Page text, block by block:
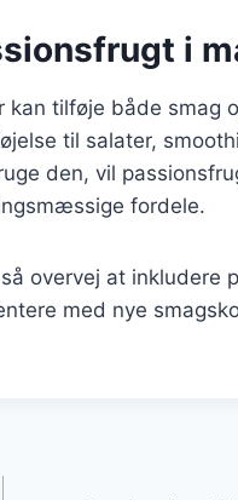
i
tilføje både smag
til salater,
den, vil
fordele.
overvej at inkludere
med nye